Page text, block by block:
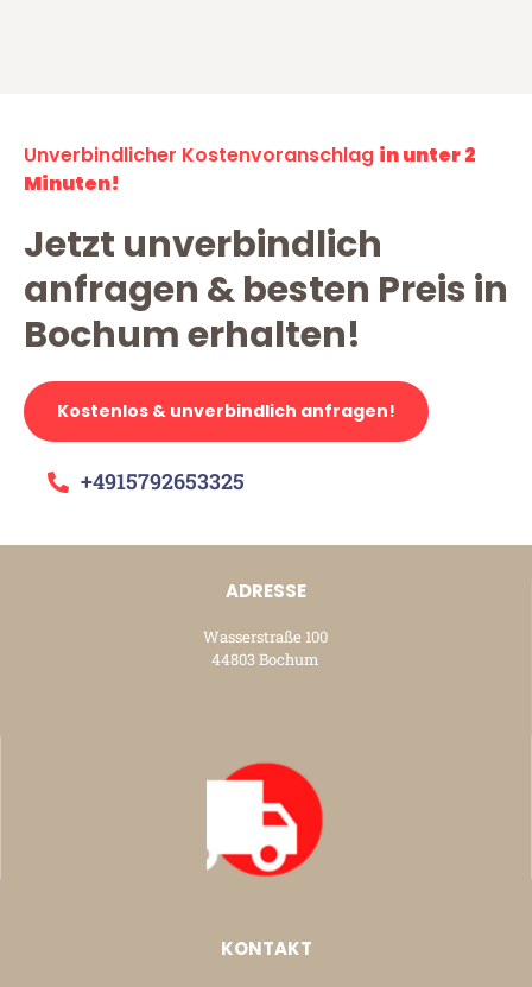
Unverbindlicher Kostenvoranschlag in unter 2
Minuten!
Jetzt unverbindlich
anfragen & besten Preis in
Bochum erhalten!
Kostenlos & unverbindlich anfragen!
+4915792653325
ADRESSE
Wasserstraße 100
44803 Bochum
KONTAKT